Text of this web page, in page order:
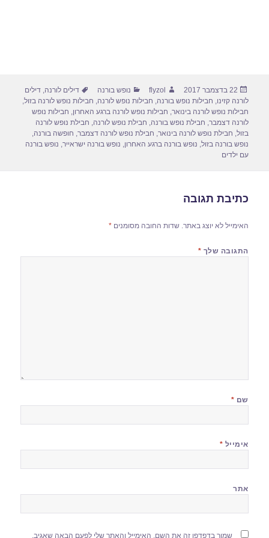
פורסם
בתאריך
22 בדצמבר 2017 מחבר
flyzol קטגוריות
נופש בורנה תגיות
דילים לורנה,דילים
לורנה קזינו, חבילות נופש בורנה, חבילות נופש לורנה, חבילות נופש לורנה בזול,
חבילות נופש לורנה בינואר, חבילות נופש לורנה ברגע האחרון, חבילות נופש
לורנה דצמבר, חבילת נופש בורנה, חבילת נופש לורנה, חבילת נופש לורנה
בזול, חבילת נופש לורנה בינואר, חבילת נופש לורנה דצמבר, חופשה בורנה,
נופש בורנה בזול, נופש בורנה ברגע האחרון, נופש בורנה ישראייר, נופש בורנה
עם ילדים
כתיבת תגובה
האימייל לא יוצג באתר. שדות החובה מסומנים*
התגובה שלך *
שם *
אימייל *
אתר
שמור בדפדפן זה את השם, האימייל והאתר שלי לפעם הבאה שאגיב.